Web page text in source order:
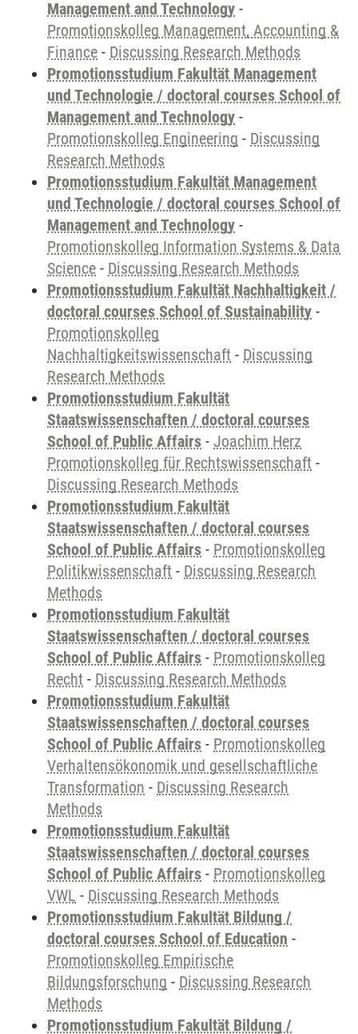
Management and Technology -
Promotionskolleg Management, Accounting &
Finance - Discussing Research Methods
Promotionsstudium Fakultät Management
und Technologie / doctoral courses School of
Management and Technology -
Promotionskolleg Engineering - Discussing
Research Methods
Promotionsstudium Fakultät Management
und Technologie / doctoral courses School of
Management and Technology -
Promotionskolleg Information Systems & Data
Science - Discussing Research Methods
Promotionsstudium Fakultät Nachhaltigkeit /
doctoral courses School of Sustainability -
Promotionskolleg
Nachhaltigkeitswissenschaft - Discussing
Research Methods
Promotionsstudium Fakultät
Staatswissenschaften / doctoral courses
School of Public Affairs - Joachim Herz
Promotionskolleg für Rechtswissenschaft -
Discussing Research Methods
Promotionsstudium Fakultät
Staatswissenschaften / doctoral courses
School of Public Affairs - Promotionskolleg
Politikwissenschaft - Discussing Research
Methods
Promotionsstudium Fakultät
Staatswissenschaften / doctoral courses
School of Public Affairs - Promotionskolleg
Recht - Discussing Research Methods
Promotionsstudium Fakultät
Staatswissenschaften / doctoral courses
School of Public Affairs - Promotionskolleg
Verhaltensökonomik und gesellschaftliche
Transformation - Discussing Research
Methods
Promotionsstudium Fakultät
Staatswissenschaften / doctoral courses
School of Public Affairs - Promotionskolleg
VWL - Discussing Research Methods
Promotionsstudium Fakultät Bildung /
doctoral courses School of Education -
Promotionskolleg Empirische
Bildungsforschung - Discussing Research
Methods
Promotionsstudium Fakultät Bildung /